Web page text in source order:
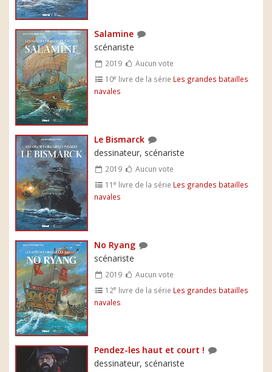
Salamine
scénariste
2019
Aucun vote
10e livre de la série Les grandes batailles
navales
Le Bismarck
dessinateur, scénariste
2019
Aucun vote
11e livre de la série Les grandes batailles
navales
No Ryang
scénariste
2019
Aucun vote
12e livre de la série Les grandes batailles
navales
Pendez-les haut et court !
dessinateur, scénariste